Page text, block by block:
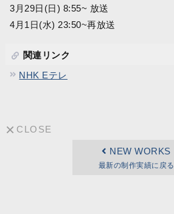
3月29日(日) 8:55~ 放送
4月1日(水) 23:50~再放送
関連リンク
NHK Eテレ
CLOSE
NEW WORKS
最新の制作実績に戻る